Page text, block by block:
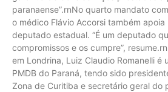
paranaense”.rnNo quarto mandato
o médico Flávio Accorsi também apoia
deputado estadual. “É um deputado
compromissos e os cumpre”,
em Londrina, Luiz Claudio Romanelli é
PMDB do Paraná, tendo sido
Zona de Curitiba e secretário geral do